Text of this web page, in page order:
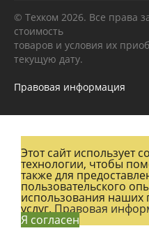
© Техком 2026. Все права
стоимость
товаров и условия их
текущую дату.
Правовая информация
Этот сайт использует
технологии, чтобы
также для
пользовательского
использования наших
услуг.Правовая
Я согласен